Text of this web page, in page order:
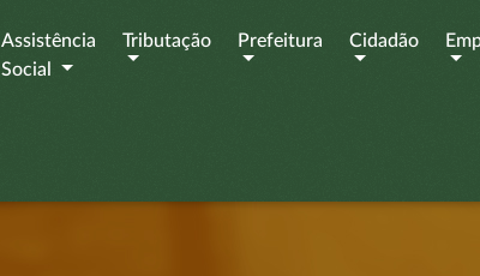
Assistência
Social
Tributação Prefeitura Cidadão